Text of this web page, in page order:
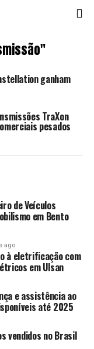
ganham
TraXon
pesados
de Veículos
em Bento
ago
à eletrificação com
em Ulsan
e assistência ao
até 2025
vendidos no Brasil